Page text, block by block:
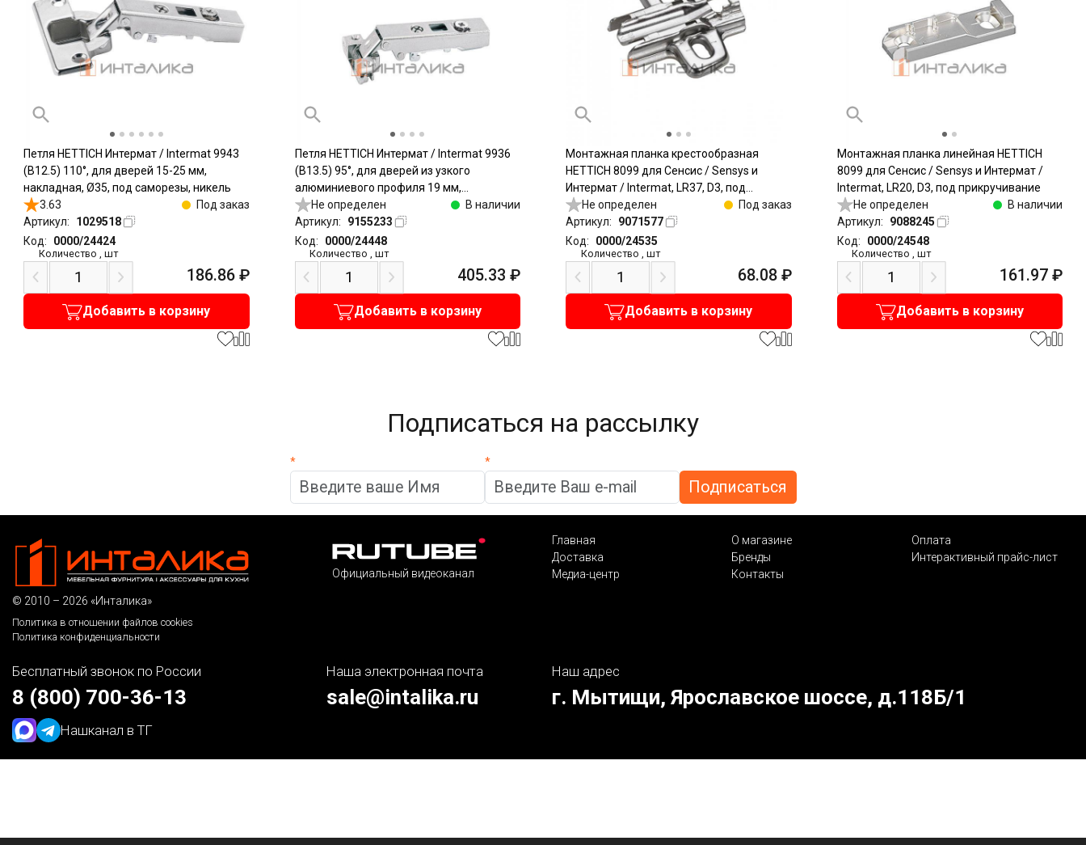
Петля HETTICH Интермат / Intermat 9943
(B12.5) 110°, для дверей 15-25 мм,
накладная, Ø35, под саморезы, никель
3.63
Под заказ
Артикул:
1029518
Код:
0000/24424
Количество шт
186.86 ₽
Добавить в корзину
Петля HETTICH Интермат / Intermat 9936
(B13.5) 95°, для дверей из узкого
алюминиевого профиля 19 мм,
накладная, под саморезы, никель
Не определен
В наличии
Артикул:
9155233
Код:
0000/24448
Количество ,шт
405.33 ₽
Добавить в корзину
Монтажная планка крестообразная
HETTICH 8099 для Сенсис / Sensys и
Интермат / Intermat, LR37, D3, под
прикручивание
Не определен
Под заказ
Артикул:
9071577
Код:
0000/24535
Количество шт
68.08 ₽
Добавить в корзину
Монтажная планка линейная HETTICH
8099 для Сенсис / Sensys и Интермат /
Intermat, LR20, D3, под прикручивание
Не определен
В наличии
Артикул:
9088245
Код:
0000/24548
Количество ,шт
161.97 ₽
Добавить в корзину
Подписаться на рассылку
* *
© 2010 – 2026 «Инталика»
Политика в отношении файлов cookies
Политика конфиденциальности
Официальный видеоканал
Главная О магазине
Оплата
Доставка
Бренды
Интерактивный прайс-лист
Медиа-центр
Контакты
Бесплатный звонок по России
8 (800) 700-36-13
Нашканал в ТГ
Наша электронная почта
sale@intalika.ru
Наш адрес
г. Мытищи, Ярославское шоссе, д.118Б/1